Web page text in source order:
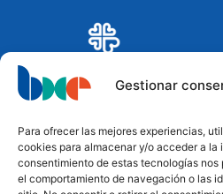
Gestionar
Para ofrecer las mejores experiencias,
cookies para almacenar y/o acceder a la
consentimiento de estas tecnologías
el comportamiento de navegación o las